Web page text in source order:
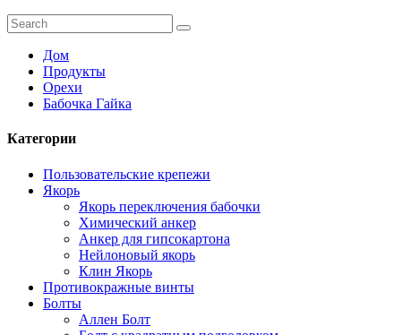
Дом
Продукты
Орехи
Бабочка Гайка
Категории
Пользовательские крепежи
Якорь
Якорь переключения бабочки
Химический анкер
Анкер для гипсокартона
Нейлоновый якорь
Клин Якорь
Противокражные винты
Болты
Аллен Болт